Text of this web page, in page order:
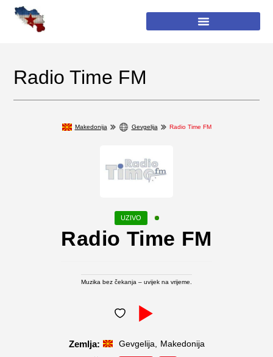
Radio Time FM
Makedonija Gevgelija Radio Time FM
Radio Time FM
Muzika bez čekanja – uvijek na vrijeme.
Gevgelija Makedonija